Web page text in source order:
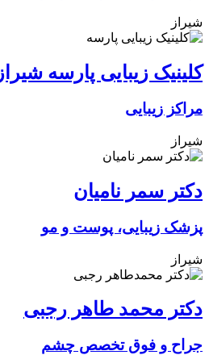
شیراز
کلینیک زیبایی پارسه شیراز
مراکز زیبایی
شیراز
دکتر سمر نامیان
پزشک زیبایی، پوست و مو
شیراز
دکتر محمد طاهر رجبی
جراح و فوق تخصص چشم